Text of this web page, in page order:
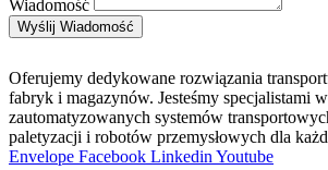
Wiadomość
Wyślij Wiadomość
Oferujemy dedykowane rozwiązania
fabryk i magazynów. Jesteśmy specjalistami
zautomatyzowanych systemów
paletyzacji i robotów przemysłowych dla
Envelope Facebook Linkedin Youtube